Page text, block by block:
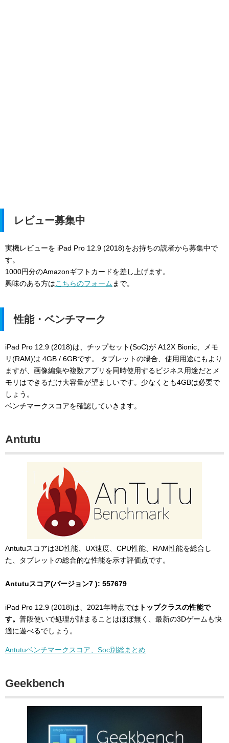
レビュー募集中
実機レビューを iPad Pro 12.9 (2018)をお持ちの読者から募集中で
す。
1000円分のAmazonギフトカードを差し上げます。
興味のある方はこちらのフォーム まで。
性能・ベンチマーク
iPad Pro 12.9 (2018)は、チップセット(SoC)が A12X Bionic、メモ
リ(RAM)は 4GB / 6GBです。 タブレットの場合、使用用途にもより
ますが、画像編集や複数アプリを同時使用するビジネス用途だとメ
モリはできるだけ大容量が望ましいです。少なくとも4GBは必要で
しょう。
ベンチマークスコアを確認していきます。
Antutu
Antutuスコアは3D性能、UX速度、CPU性能、RAM性能を総合し
た、タブレットの総合的な性能を示す評価点です。
Antutuスコア(バージョン7 ): 557679
iPad Pro 12.9 (2018)は、2021年時点では トップクラスの性能で
す。 普段使いで処理が詰まることはほぼ無く、最新の3Dゲームも快
適に遊べるでしょう。
Antutuベンチマークスコア、Soc別総まとめ
Geekbench